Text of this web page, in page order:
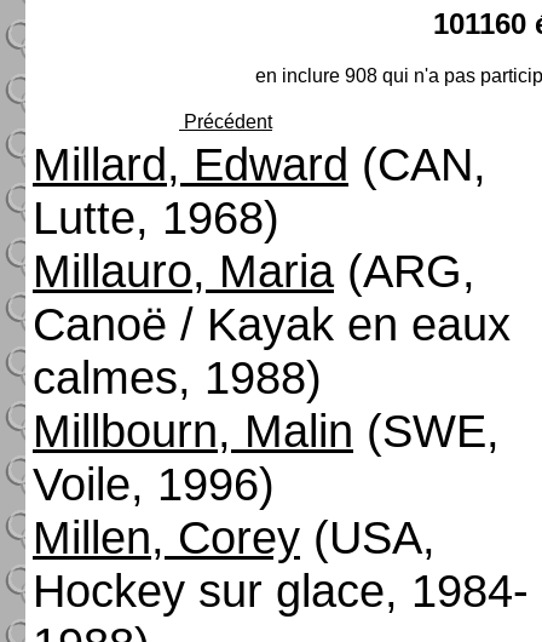
101160
en inclure 908 qui n'a pas
Précédent
Millard, Edward (CAN,
Lutte, 1968)
Millauro, Maria(ARG,
Canoë / Kayak en eaux
calmes, 1988)
Millbourn, Malin (SWE,
Voile, 1996)
Millen, Corey (USA,
Hockey sur glace, 1984-